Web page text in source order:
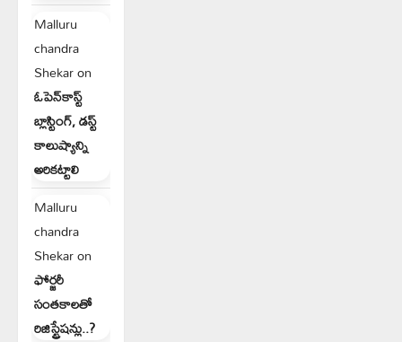
Malluru
chandra
Shekaron
ఓపెన్‌కాస్ట్
బ్లాస్టింగ్, డస్ట్
కాలుష్యాన్ని
అరికట్టాలి
Malluru
chandra
Shekaron
ఫోర్జరీ
సంతకాలతో
రిజిస్ట్రేషన్లు..?